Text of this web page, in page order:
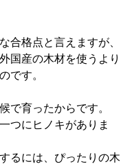
合格点と言えますが、
国産の木材を使うより
です。
で育ったからです。
つにヒノキがありま
るには、ぴったりの木